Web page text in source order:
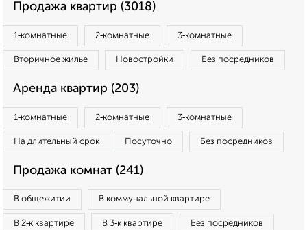
Продажа квартир (3018)
1‑комнатные 2‑комнатные 3‑комнатные
Вторичное жилье Новостройки Без посредников
Аренда квартир (203)
1‑комнатные 2‑комнатные 3‑комнатные
На длительный срок Посуточно Без посредников
Продажа комнат (241)
В общежитии В коммунальной квартире
В 2‑к квартире В 3‑к квартире Без посредников